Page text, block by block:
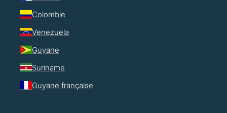
Colombie
Venezuela
Guyane
Suriname
Guyane française